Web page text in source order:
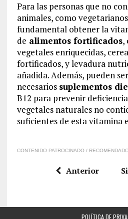
Para las personas que no
animales, como
fundamental obtener la
de alimentos fortificados,
vegetales enriquecidas,
fortificados, y levadura
añadida. Además, pueden ser
necesarios suplementos
B12 para prevenir
vegetales naturales no
suficientes de esta vitamina
CONTENIDO PATROCINADO /
Anterior
POLÍTICA DE